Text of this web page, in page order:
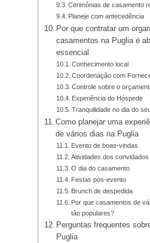
Cerimônias de casamento
Planeje com antecedência
Por que contratar um
casamentos na Puglia é
essencial
Conhecimento local
Coordenação com
Controle sobre o
Experiência do Hóspede
Tranquilidade no dia do
Como planejar uma
de vários dias na Puglia
Evento de boas-vindas
Atividades dos
O dia do casamento
Festas pós-evento
Brunch de despedida
Por que casamentos de
tão populares?
Perguntas frequentes
Puglia